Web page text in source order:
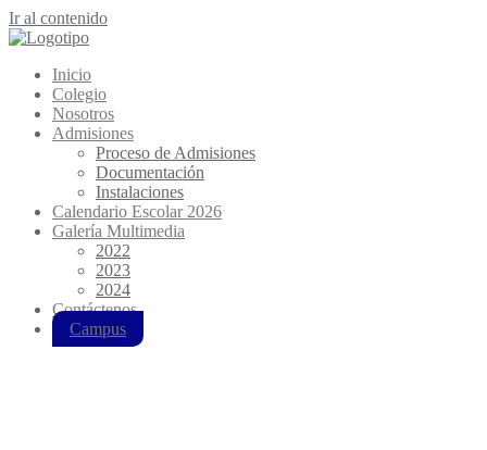
Ir al contenido
Inicio
Colegio
Nosotros
Admisiones
Proceso de Admisiones
Documentación
Instalaciones
Calendario Escolar 2026
Galería Multimedia
2022
2023
2024
Contáctenos
Campus